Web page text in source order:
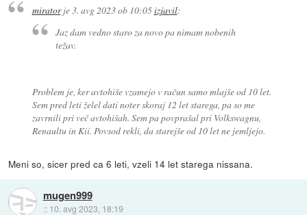
miratorje3. avg 2023 ob 10:05izjavil:
Jaz dam vedno staro za novo pa nimam nobenih
težav.
Problem je, ker avtohiše vzamejo v račun samo mlajše od 10 let.
Sem pred leti želel dati noter skoraj 12 let starega, pa so me
zavrnili pri več avtohišah. Sem pa povprašal pri Volkswagnu,
Renaultu in Kii. Povsod rekli, da starejše od 10 let ne jemljejo.
Meni so, sicer pred ca 6 leti, vzeli 14 let starega nissana.
mugen999
:: 10. avg 2023, 18:19